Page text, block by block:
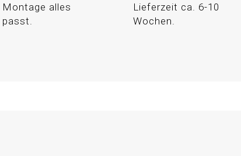
Montage alles
passt.
Lieferzeit ca. 6-10
Wochen.